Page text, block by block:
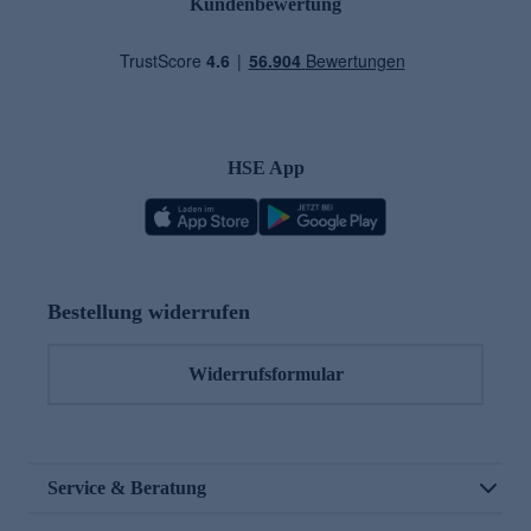
Kundenbewertung
HSE App
Bestellung widerrufen
Widerrufsformular
Service & Beratung